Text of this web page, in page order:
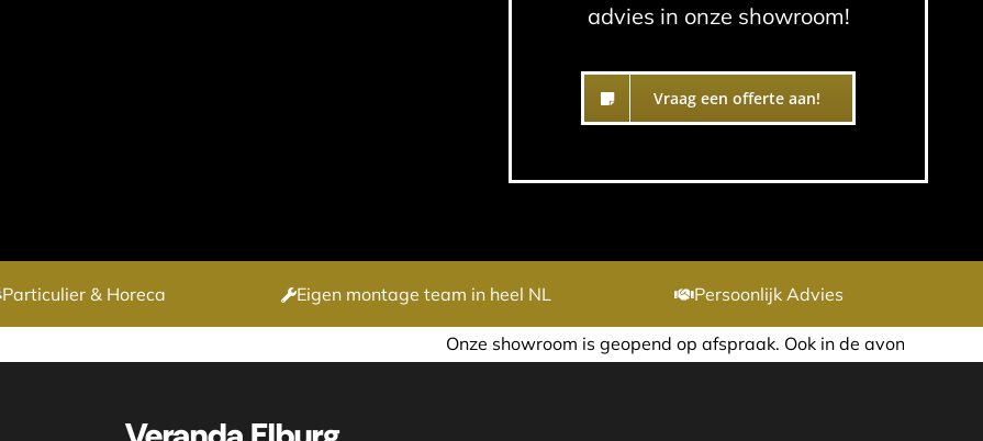
advies in onze showroom!
Vraag een offerte aan!
Particulier & Horeca Eigen montage team in heel NL Persoonlijk Advies
Onze showroom is geopend op afspraak. Ook in de avond of in het weekend nemen wij